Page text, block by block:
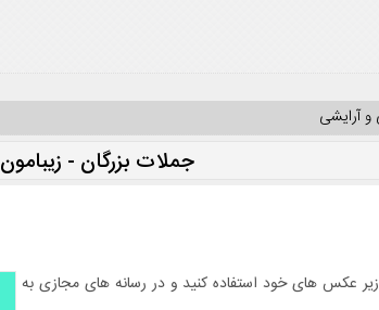
و آرایشی
جملات بزرگان - زیبامون
عکس های خود استفاده کنید و در رسانه های مجازی به